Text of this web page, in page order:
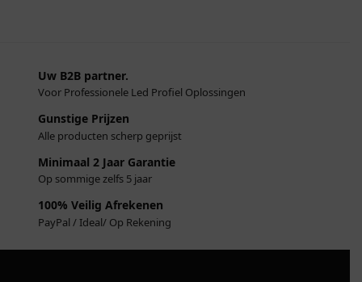
Uw B2B partner.
Voor Professionele Led Profiel Oplossingen
Gunstige Prijzen
Alle producten scherp geprijst
Minimaal 2 Jaar Garantie
Op sommige zelfs 5 jaar
100% Veilig Afrekenen
PayPal / Ideal/ Op Rekening